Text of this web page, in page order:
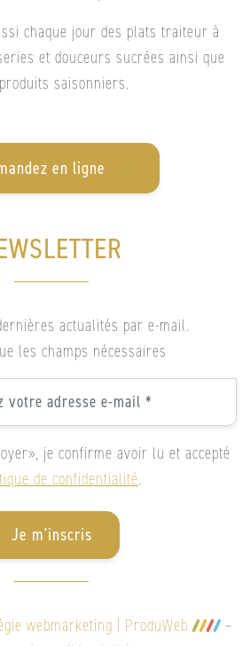
chaque jour des plats traiteur à
et douceurs sucrées ainsi que
saisonniers.
en ligne
actualités par e-mail.
les champs nécessaires
je confirme avoir lu et accepté
de confidentialité.
Je m'inscris
webmarketing | ProduWeb
–